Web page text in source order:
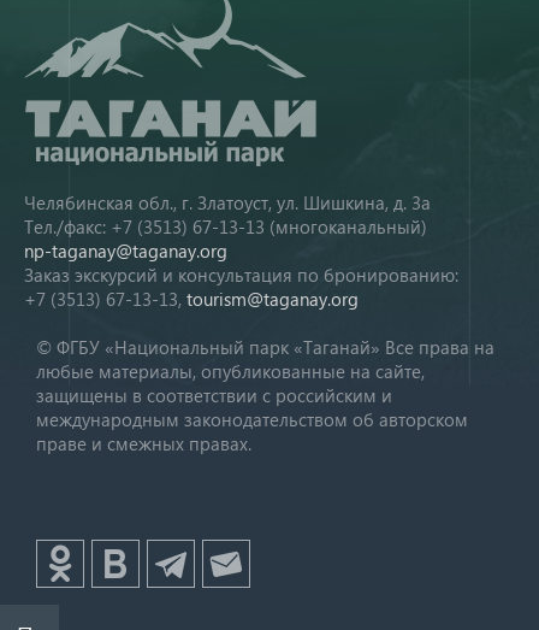
Челябинская обл., г. Златоуст, ул. Шишкина, д. 3а
Тел./факс: +7 (3513) 67-13-13 (многоканальный)
np-taganay@taganay.org
Заказ экскурсий и консультация по бронированию:
+7 (3513) 67-13-13, tourism@taganay.org
© ФГБУ «Национальный парк «Таганай» Все права на
любые материалы, опубликованные на сайте,
защищены в соответствии с российским и
международным законодательством об авторском
праве и смежных правах.